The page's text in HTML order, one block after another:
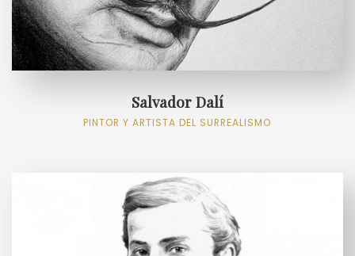
Salvador Dalí
PINTOR Y ARTISTA DEL SURREALISMO